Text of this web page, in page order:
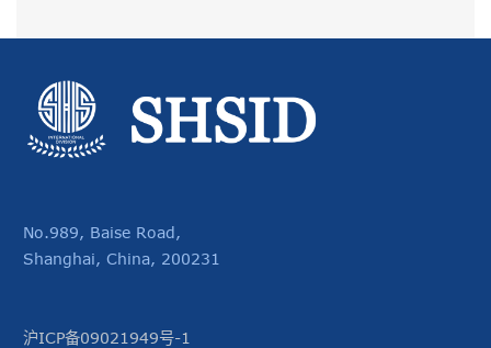
No.989, Baise Road,
Shanghai, China, 200231
沪ICP备09021949号-1